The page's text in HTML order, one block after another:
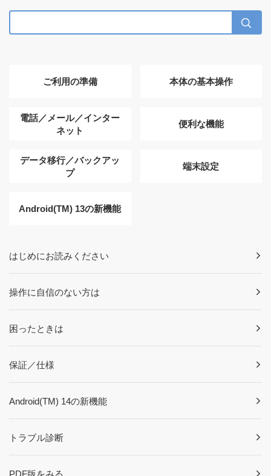
ご利用の準備 本体の基本操作
電話／メール／インター
ネット
便利な機能
データ移行／バックアッ
プ
端末設定
Android(TM) 13の新機能
はじめにお読みください
操作に自信のない方は
困ったときは
保証／仕様
Android(TM) 14の新機能
トラブル診断
PDF版をみる